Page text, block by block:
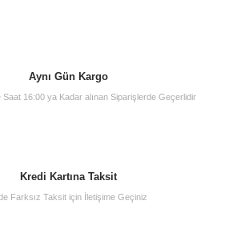
Aynı Gün Kargo
Saat 16:00 ya Kadar alınan Siparişlerde Geçerlidir
Kredi Kartına Taksit
Farksız Taksit için İletişime Geçiniz